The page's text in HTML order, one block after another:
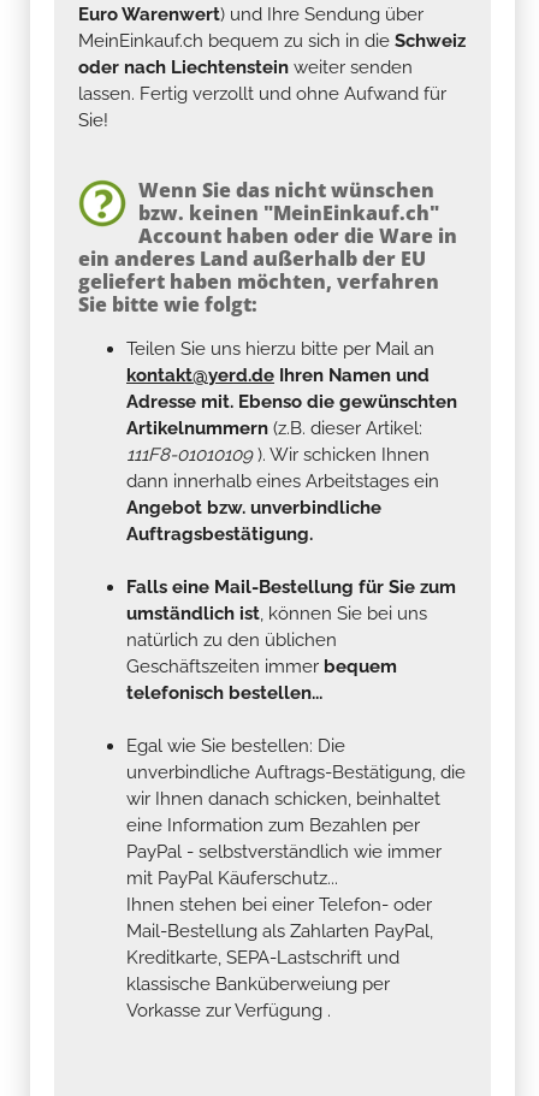
Euro Warenwert) und Ihre Sendung über
MeinEinkauf.ch bequem zu sich in die Schweiz
oder nach Liechtenstein weiter senden
lassen. Fertig verzollt und ohne Aufwand für
Sie!
Wenn Sie das nicht wünschen
bzw. keinen "MeinEinkauf.ch"
Account haben oder die Ware in
ein anderes Land außerhalb der EU
geliefert haben möchten, verfahren
Sie bitte wie folgt:
Teilen Sie uns hierzu bitte per Mail an
kontakt@yerd.de Ihren Namen und
Adresse mit. Ebenso die gewünschten
Artikelnummern (z.B. dieser Artikel:
111F8-01010109). Wir schicken Ihnen
dann innerhalb eines Arbeitstages ein
Angebot bzw. unverbindliche
Auftragsbestätigung.
Falls eine Mail-Bestellung für Sie zum
umständlich ist, können Sie bei uns
natürlich zu den üblichen
Geschäftszeiten immer bequem
telefonisch bestellen...
Egal wie Sie bestellen: Die
unverbindliche Auftrags-Bestätigung, die
wir Ihnen danach schicken, beinhaltet
eine Information zum Bezahlen per
PayPal - selbstverständlich wie immer
mit PayPal Käuferschutz...
Ihnen stehen bei einer Telefon- oder
Mail-Bestellung als Zahlarten PayPal,
Kreditkarte, SEPA-Lastschrift und
klassische Banküberweiung per
Vorkasse zur Verfügung .